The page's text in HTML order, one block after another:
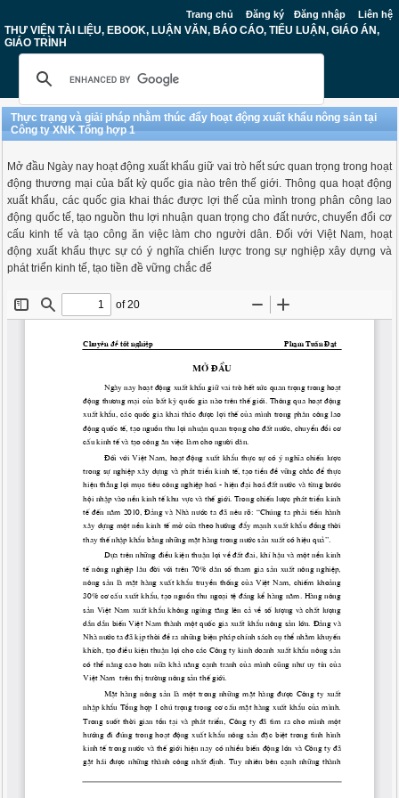
Trang chủ Đăng ký Đăng nhập Liên hệ
THƯ VIỆN TÀI LIỆU, EBOOK, LUẬN VĂN, BÁO CÁO, TIỂU LUẬN, GIÁO ÁN,
GIÁO TRÌNH
Thực trạng và giải pháp nhằm thúc đẩy hoạt động xuất khẩu nông sản tại
Công ty XNK Tổng hợp 1
Mở đầu Ngày nay hoạt động xuất khẩu giữ vai trò hết sức quan trọng trong hoạt
động thương mại của bất kỳ quốc gia nào trên thế giới. Thông qua hoạt động
xuất khẩu, các quốc gia khai thác được lợi thế của mình trong phân công lao
động quốc tế, tạo nguồn thu lợi nhuận quan trọng cho đất nước, chuyển đổi cơ
cấu kinh tế và tạo công ăn việc làm cho người dân. Đối với Việt Nam, hoạt
động xuất khẩu thực sự có ý nghĩa chiến lược trong sự nghiệp xây dựng và
phát triển kinh tế, tạo tiền đề vững chắc để